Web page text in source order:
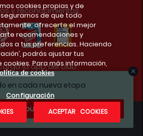
en cada nueva etapa
¿Te apuntas?
y reconocimientos:
la app del club
cookies propias y de
de que todo
ofrecerte el mejor
recomendaciones y
a tus preferencias. Haciendo
podrás ajustar tus
Para más información,
de cookies
Configuración
ACEPTAR COOKIES